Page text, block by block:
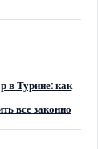
Турине: как
все законно